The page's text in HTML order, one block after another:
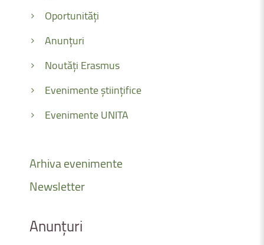
Oportunități
Anunțuri
Noutăți Erasmus
Evenimente științifice
Evenimente UNITA
Arhivaevenimente
Newsletter
Anunțuri